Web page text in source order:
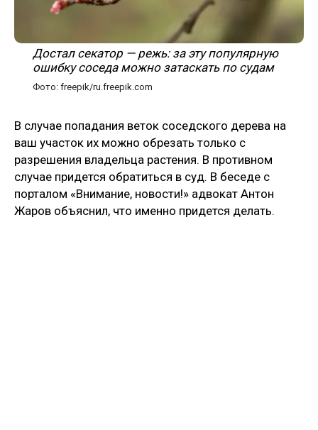
Достал секатор — режь: за эту популярную
ошибку соседа можно затаскать по судам
Фото: freepik/ru.freepik.com
В случае попадания веток соседского дерева на
ваш участок их можно обрезать только с
разрешения владельца растения. В противном
случае придется обратиться в суд. В беседе с
порталом «Внимание, новости!» адвокат Антон
Жаров объяснил, что именно придется делать.